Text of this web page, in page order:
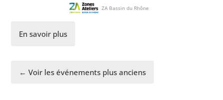
ZA Bassin du Rhône
En savoir plus
← Voir les événements plus anciens